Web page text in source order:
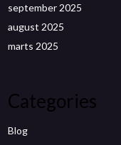
september 2025
august 2025
marts 2025
Categories
Blog